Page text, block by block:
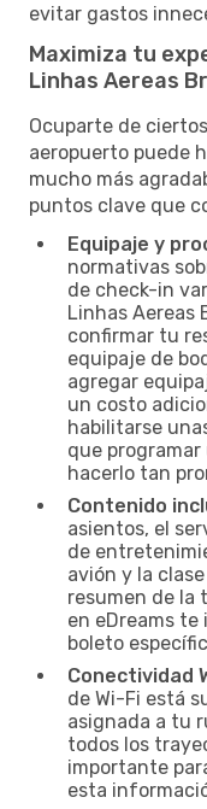
evitar gastos
Maximiza tu
Linhas Aereas
Ocuparte de
aeropuerto puede
mucho más
puntos clave que
Equipaje y
normativas
de check-in
Linhas Aereas
confirmar tu
equipaje de
agregar
un costo
habilitarse
que
hacerlo tan
Contenido
asientos, el
de
avión y la
resumen de la
en eDreams
boleto
Conectividad
de Wi-Fi está
asignada a tu
todos los
importante
esta